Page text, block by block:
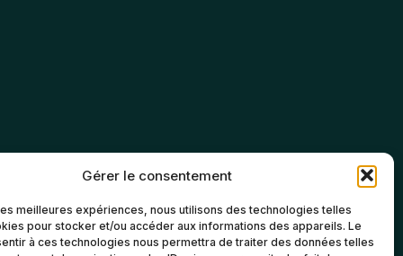
Gérer le consentement
meilleures expériences, nous utilisons des technologies telles
pour stocker et/ou accéder aux informations des appareils. Le
à ces technologies nous permettra de traiter des données telles